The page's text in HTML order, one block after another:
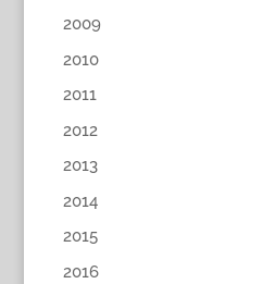
2009
2010
2011
2012
2013
2014
2015
2016